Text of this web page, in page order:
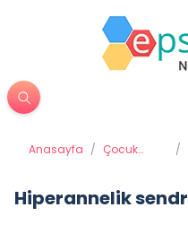
Anasayfa / Çocuk
/
Hiperannelik